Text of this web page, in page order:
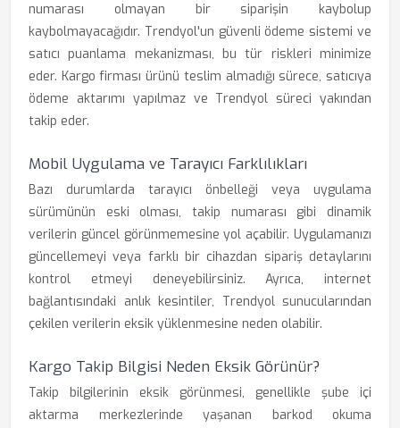
numarası olmayan bir siparişin kaybolup
kaybolmayacağıdır. Trendyol'un güvenli ödeme sistemi ve
satıcı puanlama mekanizması, bu tür riskleri minimize
eder. Kargo firması ürünü teslim almadığı sürece, satıcıya
ödeme aktarımı yapılmaz ve Trendyol süreci yakından
takip eder.
Mobil Uygulama ve Tarayıcı Farklılıkları
Bazı durumlarda tarayıcı önbelleği veya uygulama
sürümünün eski olması, takip numarası gibi dinamik
verilerin güncel görünmemesine yol açabilir. Uygulamanızı
güncellemeyi veya farklı bir cihazdan sipariş detaylarını
kontrol etmeyi deneyebilirsiniz. Ayrıca, internet
bağlantısındaki anlık kesintiler, Trendyol sunucularından
çekilen verilerin eksik yüklenmesine neden olabilir.
Kargo Takip Bilgisi Neden Eksik Görünür?
Takip bilgilerinin eksik görünmesi, genellikle şube içi
aktarma merkezlerinde yaşanan barkod okuma